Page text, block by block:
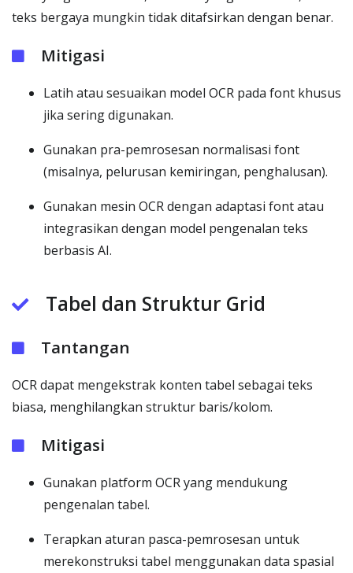
teks bergaya mungkin tidak ditafsirkan dengan benar.
Mitigasi
Latih atau sesuaikan model OCR pada font khusus
jika sering digunakan.
Gunakan pra-pemrosesan normalisasi font
(misalnya, pelurusan kemiringan, penghalusan).
Gunakan mesin OCR dengan adaptasi font atau
integrasikan dengan model pengenalan teks
berbasis AI.
Tabel dan Struktur Grid
Tantangan
OCR dapat mengekstrak konten tabel sebagai teks
biasa, menghilangkan struktur baris/kolom.
Mitigasi
Gunakan platform OCR yang mendukung
pengenalan tabel.
Terapkan aturan pasca-pemrosesan untuk
merekonstruksi tabel menggunakan data spasial